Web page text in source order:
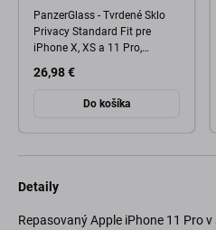
PanzerGlass - Tvrdené Sklo
Privacy Standard Fit pre
iPhone X, XS a 11 Pro,
26,98 €
Do košíka
Detaily
Repasovaný Apple iPhone 11 Pro